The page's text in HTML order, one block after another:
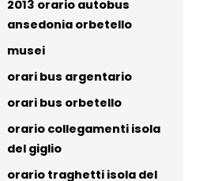
2013 orario autobus
ansedonia orbetello
musei
orari bus argentario
orari bus orbetello
orario collegamenti isola
del giglio
orario traghetti isola del